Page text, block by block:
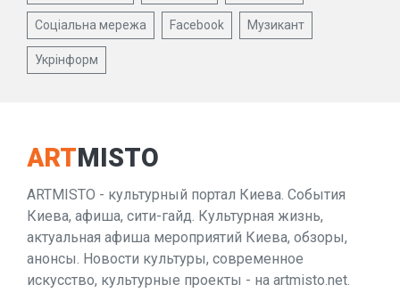
Соціальна мережа Facebook Музикант
Укрінформ
ARTMISTO
ARTMISTO - культурный портал Киева. События
Киева, афиша, сити-гайд. Культурная жизнь,
актуальная афиша мероприятий Киева, обзоры,
анонсы. Новости культуры, современное
искусство, культурные проекты - на artmisto.net.